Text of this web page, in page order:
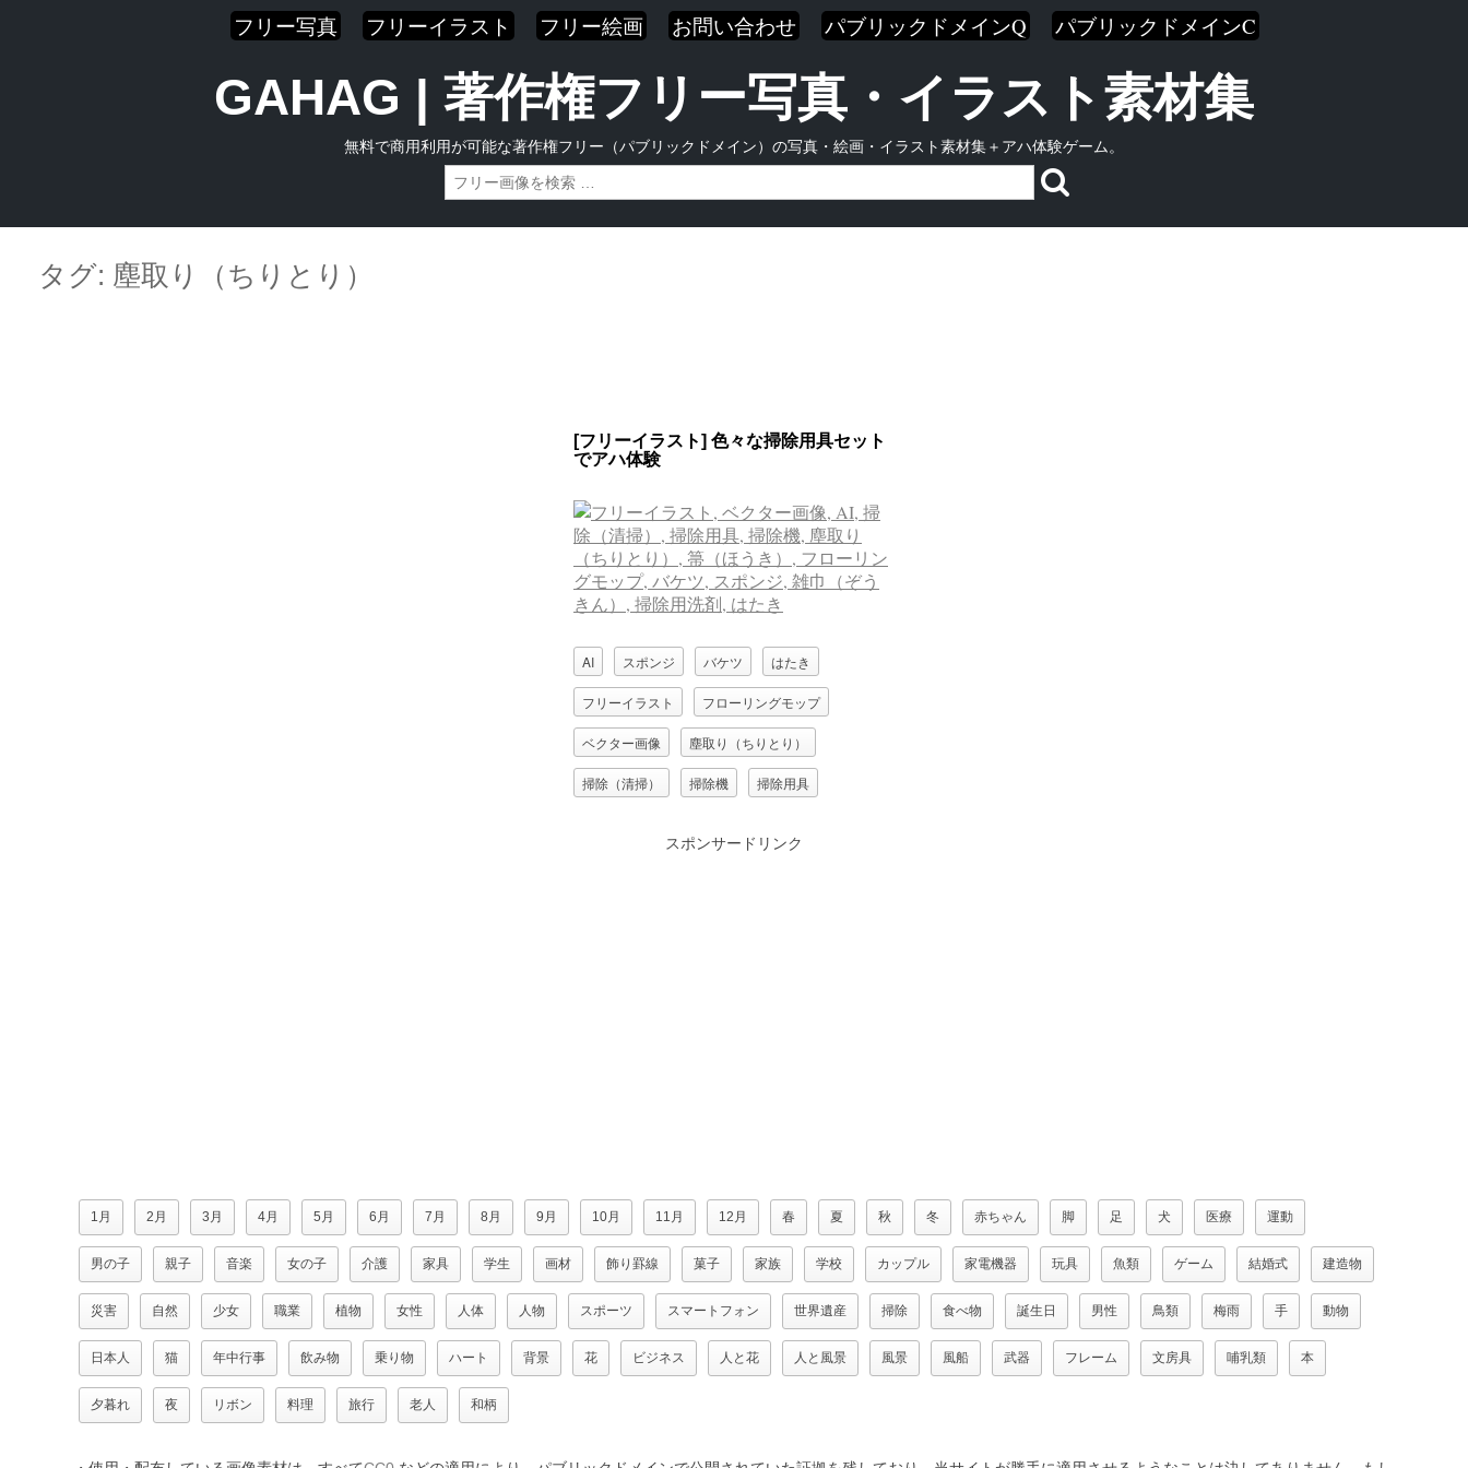
フリー写真 フリーイラスト フリー絵画 お問い合わせ パブリックドメインQ パブリックドメインC
GAHAG | 著作権フリー写真・イラスト素材集
無料で商用利用が可能な著作権フリー（パブリックドメイン）の写真・絵画・イラスト素材集＋アハ体験ゲーム。
contentタグ: 塵取り（ちりとり）
[フリーイラスト] 色々な掃除用具セット
でアハ体験
AI スポンジ バケツ はたき
フリーイラスト フローリングモップ
ベクター画像 塵取り（ちりとり）
掃除（清掃） 掃除機 掃除用具
スポンサードリンク
1月 2月 3月 4月 5月 6月 7月 8月 9月 10月 11月 12月 春 夏 秋 冬 赤ちゃん 脚 足 犬 医療 運動
男の子 親子 音楽 女の子 介護 家具 学生 画材 飾り罫線 菓子 家族 学校 カップル 家電機器 玩具 魚類 ゲーム 結婚式 建造物
災害 自然 少女 職業 植物 女性 人体 人物 スポーツ スマートフォン 世界遺産 掃除 食べ物 誕生日 男性 鳥類 梅雨 手 動物
日本人 猫 年中行事 飲み物 乗り物 ハート 背景 花 ビジネス 人と花 人と風景 風景 風船 武器 フレーム 文房具 哺乳類 本
夕暮れ 夜 リボン 料理 旅行 老人 和柄